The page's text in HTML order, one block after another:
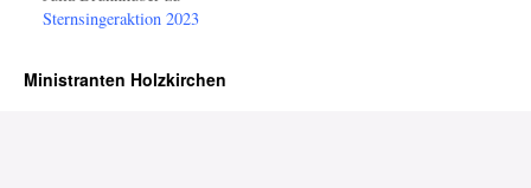
Sternsingeraktion 2023
Ministranten Holzkirchen